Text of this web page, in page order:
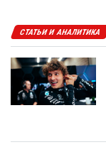
СТАТЬИ И АНАЛИТИКА